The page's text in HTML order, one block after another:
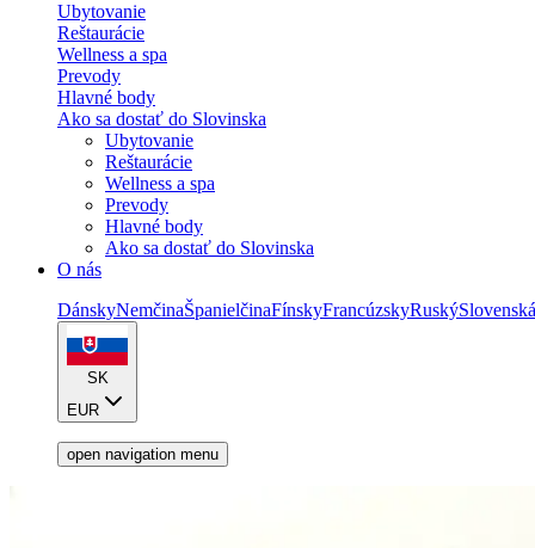
Ubytovanie
Reštaurácie
Wellness a spa
Prevody
Hlavné body
Ako sa dostať do Slovinska
Ubytovanie
Reštaurácie
Wellness a spa
Prevody
Hlavné body
Ako sa dostať do Slovinska
O nás
DánskyNemčinaŠpanielčinaFínskyFrancúzskyRuskýSlovenská
SK
EUR
open navigation menu